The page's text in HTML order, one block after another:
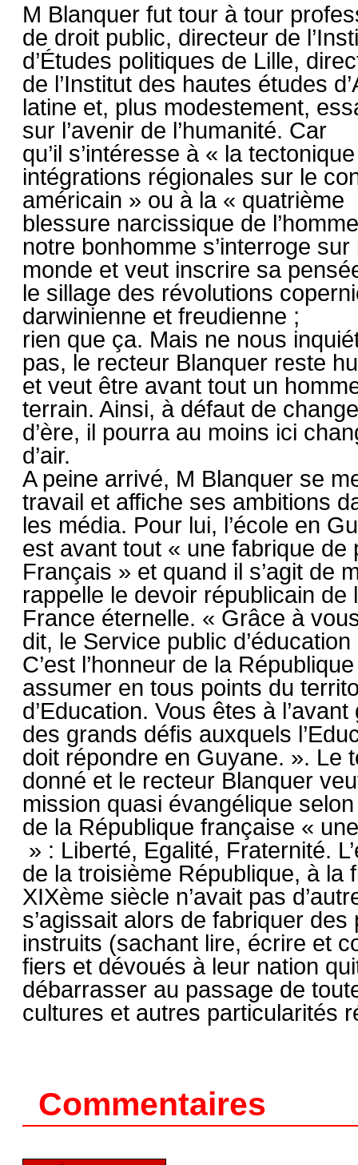
M Blanquer fut tour à tour
de droit public, directeur de
d’Études politiques de Lille,
de l’Institut des hautes études
latine et, plus modestement,
sur l’avenir de l’humanité. Car
qu’il s’intéresse à « la
intégrations régionales sur le
américain » ou à la « quatrième
blessure narcissique de
notre bonhomme s’interroge sur
monde et veut inscrire sa
le sillage des révolutions
darwinienne et freudienne ;
rien que ça. Mais ne nous
pas, le recteur Blanquer reste
et veut être avant tout un
terrain. Ainsi, à défaut de
d’ère, il pourra au moins ici
d’air.
A peine arrivé, M Blanquer se
travail et affiche ses ambitions
les média. Pour lui, l’école en
est avant tout « une fabrique de
Français » et quand il s’agit de
rappelle le devoir républicain de
France éternelle. « Grâce à
dit, le Service public
C’est l’honneur de la
assumer en tous points du
d’Education. Vous êtes à l’avant
des grands défis auxquels
doit répondre en Guyane. ». Le
donné et le recteur Blanquer
mission quasi évangélique
de la République française «
» : Liberté, Egalité, Fraternité.
de la troisième République, à la
XIXème siècle n’avait pas
s’agissait alors de fabriquer
instruits (sachant lire, écrire et
fiers et dévoués à leur nation
débarrasser au passage de
cultures et autres particularités
Commentaires